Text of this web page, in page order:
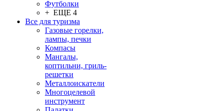
Футболки
+ ЕЩЕ 4
Все для туризма
Газовые горелки,
лампы, печки
Компасы
Мангалы,
коптильни, гриль-
решетки
Металлоискатели
Многоцелевой
инструмент